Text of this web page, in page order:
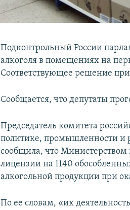
Подконтрольный России
алкоголя в помещениях на
Соответствующее решение
Сообщается, что депутаты
Председатель комитета
политике, промышленности и
сообщила, что
лицензии на 1140
алкогольной продукции при
По ее словам, «их